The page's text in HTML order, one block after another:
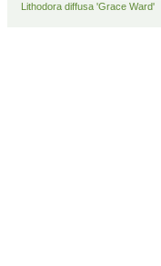
Lithodora diffusa 'Grace Ward'